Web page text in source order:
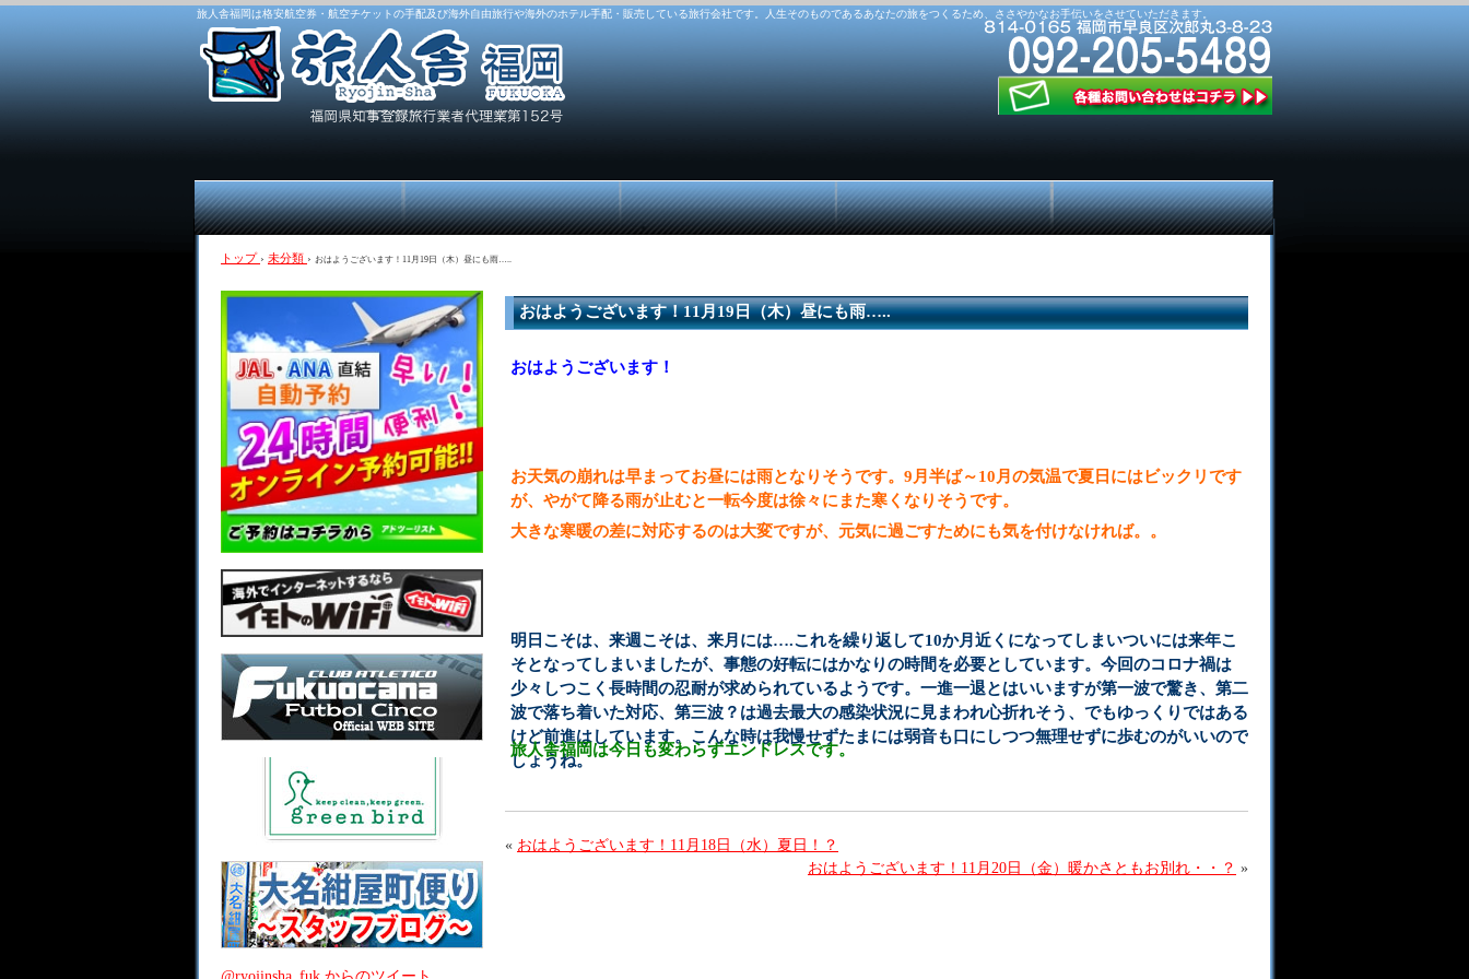
旅人舎福岡は格安航空券・航空チケットの手配及び海外自由旅行や海外のホテル手配・販売している旅行会社です。人生そのものであるあなたの旅をつくるため、ささやかなお手伝いをさせていただきます。
トップ › 未分類 › おはようございます！11月19日（木）昼にも雨…..
おはようございます！11月19日（木）昼にも雨…..
おはようございます！
お天気の崩れは早まってお昼には雨となりそうです。9月半ば～10月の気温で夏日にはビックリです
が、やがて降る雨が止むと一転今度は徐々にまた寒くなりそうです。
大きな寒暖の差に対応するのは大変ですが、元気に過ごすためにも気を付けなければ。。
明日こそは、来週こそは、来月には….これを繰り返して10か月近くになってしまいついには来年こ
そとなってしまいましたが、事態の好転にはかなりの時間を必要としています。今回のコロナ禍は
少々しつこく長時間の忍耐が求められているようです。一進一退とはいいますが第一波で驚き、第二
波で落ち着いた対応、第三波？は過去最大の感染状況に見まわれ心折れそう、でもゆっくりではある
けど前進はしています。こんな時は我慢せずたまには弱音も口にしつつ無理せずに歩むのがいいので
しょうね。
旅人舎福岡は今日も変わらずエンドレスです。
« おはようございます！11月18日（水）夏日！？
おはようございます！11月20日（金）暖かさともお別れ・・？ »